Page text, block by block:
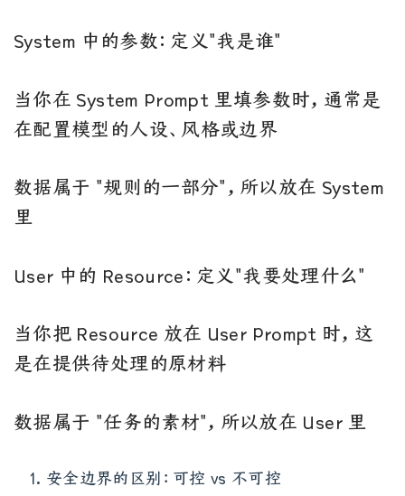
System 中的参数：定义"我是谁"
当你在 System Prompt 里填参数时，通常是
在配置模型的人设、风格或边界
数据属于 "规则的一部分"，所以放在 System
里
User 中的 Resource：定义"我要处理什么"
当你把 Resource 放在 User Prompt 时，这
是在提供待处理的原材料
数据属于 "任务的素材"，所以放在 User 里
安全边界的区别：可控 vs 不可控